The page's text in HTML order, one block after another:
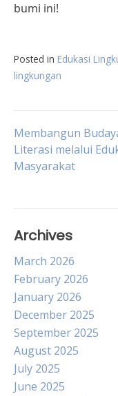
bumi ini!
Posted in Edukasi
lingkungan
Post
Membangun
Literasi melalui
Masyarakat
Archives
March 2026
February 2026
January 2026
December 2025
September 2025
August 2025
July 2025
June 2025